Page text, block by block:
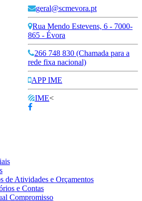
geral@scmevora.pt
Rua Mendo Estevens, 6 - 7000-
865 - Évora
266 748 830 (Chamada para a
rede fixa nacional)
APP IME
IME<
de Atividades e Orçamentos
e Contas
Compromisso